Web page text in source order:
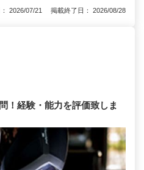
： 2026/07/21 掲載終了日： 2026/08/28
！経験・能力を評価致しま